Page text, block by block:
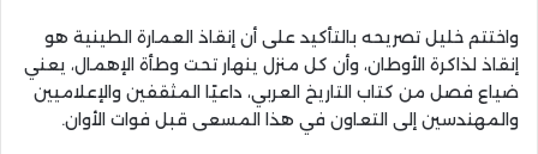
واختتم خليل تصريحه بالتأكيد على أن إنقاذ العمارة الطينية هو
إنقاذ لذاكرة الأوطان، وأن كل منزل ينهار تحت وطأة الإهمال، يعني
ضياع فصل من كتاب التاريخ العربي، داعيًا المثقفين والإعلاميين
والمهندسين إلى التعاون في هذا المسعى قبل فوات الأوان.